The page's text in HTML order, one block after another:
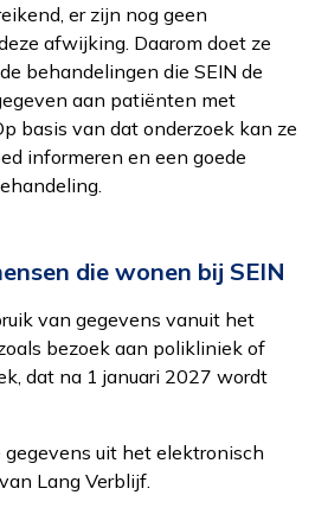
er zijn nog geen
afwijking. Daarom doet ze
behandelingen die SEIN de
aan patiënten met
basis van dat onderzoek kan ze
informeren en een goede
die wonen bij SEIN
van gegevens vanuit het
bezoek aan polikliniek of
dat na 1 januari 2027 wordt
uit het elektronisch
Lang Verblijf.